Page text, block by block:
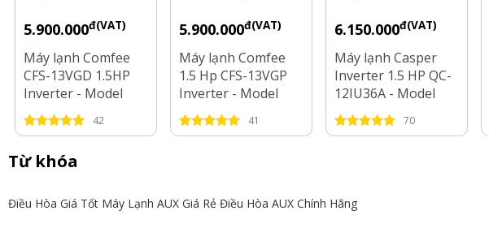
5.900.000đ(VAT)
Máy lạnh Comfee
CFS-13VGD 1.5HP
Inverter - Model
2025
42
5.900.000đ(VAT)
Máy lạnh Comfee
1.5 Hp CFS-13VGP
Inverter - Model
2025
41
6.150.000đ(VAT)
Máy lạnh Casper
Inverter 1.5 HP QC-
12IU36A - Model
2025
70
Từ khóa
Điều Hòa Giá Tốt Máy Lạnh AUX Giá Rẻ Điều Hòa AUX Chính Hãng